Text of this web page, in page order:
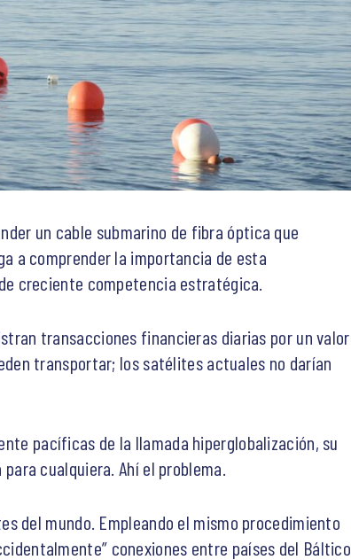
un cable submarino de fibra óptica que
a comprender la importancia de esta
creciente competencia estratégica.
transacciones financieras diarias por un valor
transportar; los satélites actuales no darían
pacíficas de la llamada hiperglobalización, su
cualquiera. Ahí el problema.
del mundo. Empleando el mismo procedimiento
conexiones entre países del Báltico